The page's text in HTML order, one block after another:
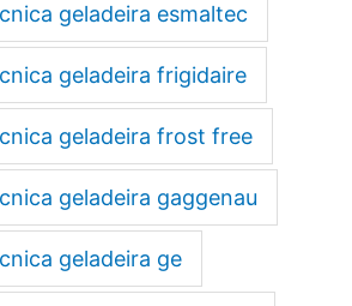
geladeira esmaltec
geladeira frigidaire
geladeira frost free
geladeira gaggenau
geladeira ge